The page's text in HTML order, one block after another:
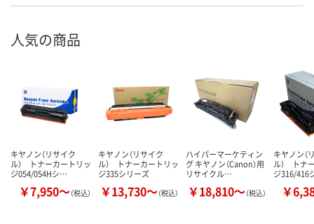
人気の商品
キヤノン（リサイク
ル） トナーカートリッ
ジ054/054Hシ…
￥7,950～（税込）
キヤノン（リサイク
ル） トナーカートリッ
ジ335シリーズ
￥13,730～（税込）
ハイパーマーケティン
グ キヤノン（Canon）用
リサイクル…
￥18,810～（税込）
キヤノン（
ル） トナ
ジ316/416
￥